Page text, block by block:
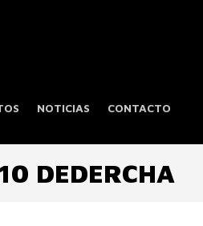
NOTICIAS CONTACTO
DEDERCHA